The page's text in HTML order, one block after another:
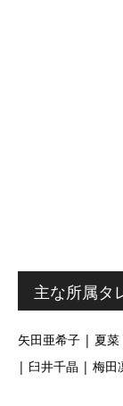
主な所属タ
矢田亜希子 | 夏
| 臼井千晶 | 梅田